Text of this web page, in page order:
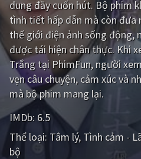
Giật gân
Bí ẩn
Viễn Tây
GameShow
QUỐC GIA
Âu - Mỹ
dung đầy cuốn hút. Bộ phim
tình tiết hấp dẫn mà còn
thế giới điện ảnh sống động,
được tái hiện chân thực. Khi
Trắng tại PhimFun, người
vẹn câu chuyện, cảm xúc và
mà bộ phim mang lại.
IMDb: 6.5
Thể loại: Tâm lý Tình cảm -
bộ